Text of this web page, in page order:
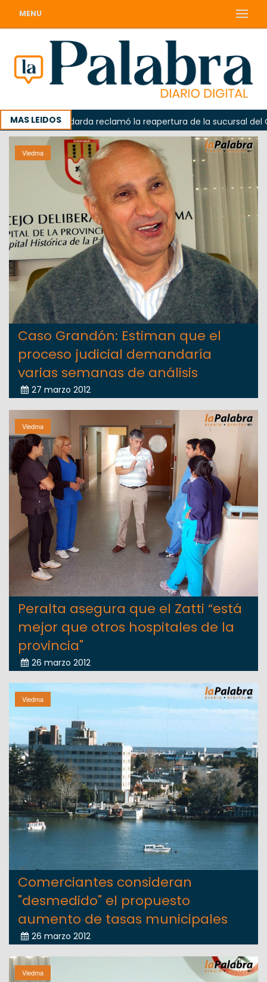
MENU
MAS LEIDOS
Odarda reclamó la reapertura de la sucursal del Correo
Viedma
Caso Grandón: Estiman que el
proceso judicial demandaría
varias semanas de análisis
27 marzo 2012
Viedma
Peralta asegura que el Zatti “está
mejor que otros hospitales de la
provincia"
26 marzo 2012
Viedma
Comerciantes consideran
"desmedido" el propuesto
aumento de tasas municipales
26 marzo 2012
Viedma